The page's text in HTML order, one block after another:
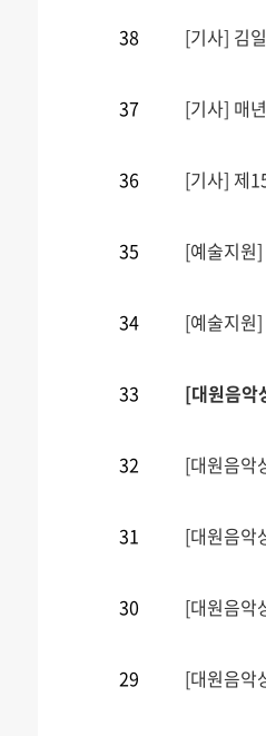
38 [기사] 김
37 [기사] 매
36 [기사] 제
35 [예술지원
34 [예술지원
33 [대원음악
32 [대원음악
31 [대원음악
30 [대원음악
29 [대원음악